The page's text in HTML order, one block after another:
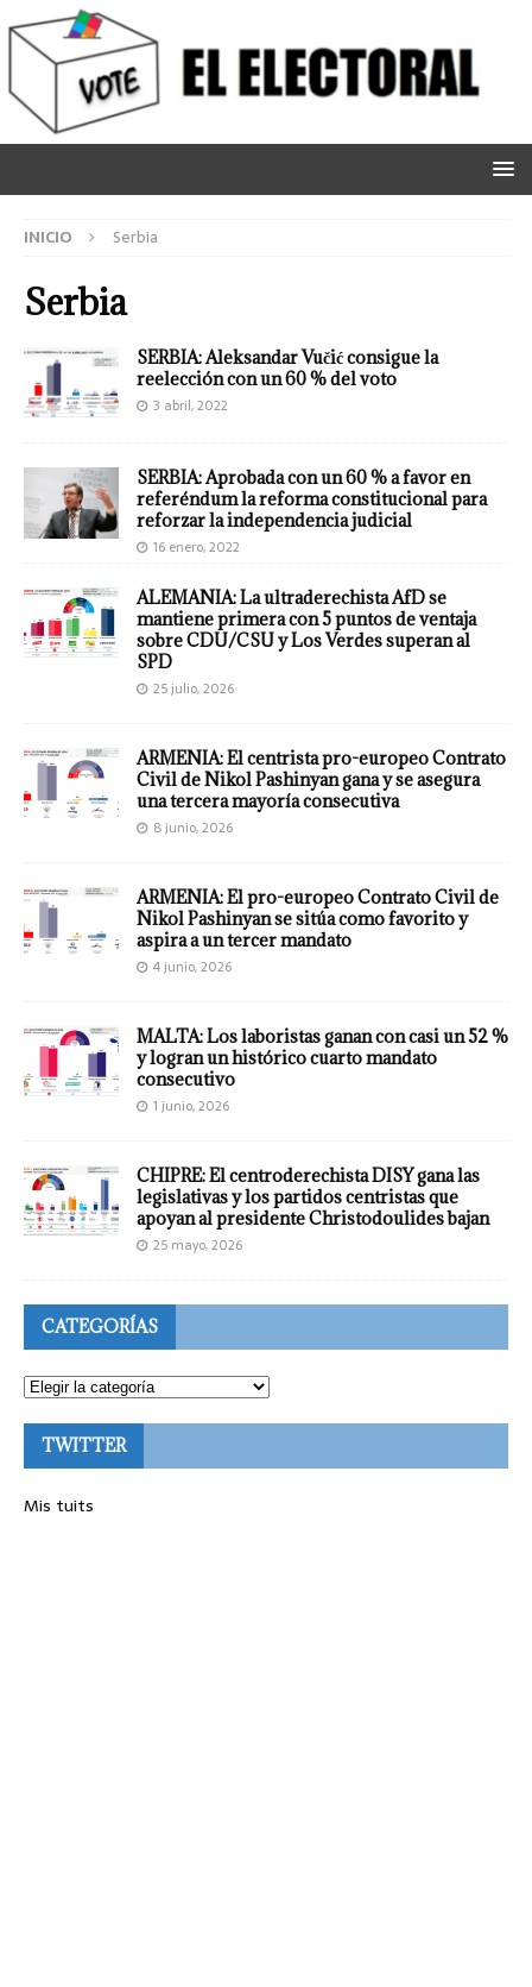
INICIO Serbia
Serbia
SERBIA: Aleksandar Vučić consigue la
reelección con un 60 % del voto
3 abril, 2022
SERBIA: Aprobada con un 60 % a favor en
referéndum la reforma constitucional para
reforzar la independencia judicial
16 enero, 2022
ALEMANIA: La ultraderechista AfD se
mantiene primera con 5 puntos de ventaja
sobre CDU/CSU y Los Verdes superan al
SPD
25 julio, 2026
ARMENIA: El centrista pro-europeo Contrato
Civil de Nikol Pashinyan gana y se asegura
una tercera mayoría consecutiva
8 junio, 2026
ARMENIA: El pro-europeo Contrato Civil de
Nikol Pashinyan se sitúa como favorito y
aspira a un tercer mandato
4 junio, 2026
MALTA: Los laboristas ganan con casi un 52 %
y logran un histórico cuarto mandato
consecutivo
1 junio, 2026
CHIPRE: El centroderechista DISY gana las
legislativas y los partidos centristas que
apoyan al presidente Christodoulides bajan
25 mayo, 2026
CATEGORÍAS
TWITTER
Mis tuits